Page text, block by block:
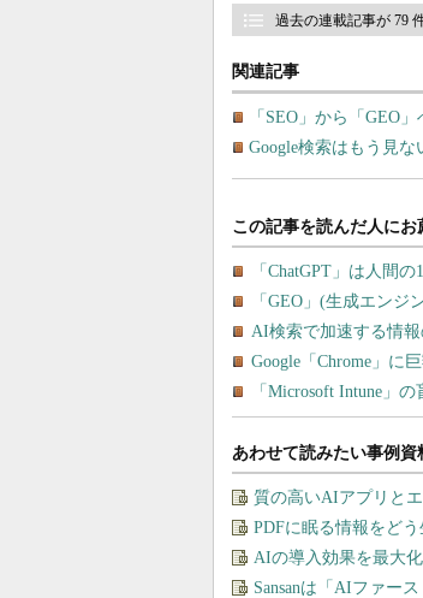
過去の連載記事が 79
関連記事
「SEO」から「GEO
Google検索はもう見
あわせて読みたい事例資
質の高いAIアプリと
PDFに眠る情報をど
AIの導入効果を最大
Sansanは「AIファー